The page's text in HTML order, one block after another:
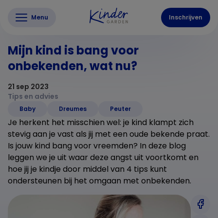
Menu Inschrijven
Mijn kind is bang voor
onbekenden, wat nu?
21 sep 2023
Tips en advies
Baby Dreumes Peuter
Je herkent het misschien wel: je kind klampt zich
stevig aan je vast als jij met een oude bekende praat.
Is jouw kind bang voor vreemden? In deze blog
leggen we je uit waar deze angst uit voortkomt en
hoe jij je kindje door middel van 4 tips kunt
ondersteunen bij het omgaan met onbekenden.